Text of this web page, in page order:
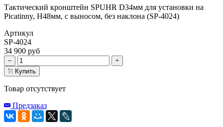
Тактический кронштейн SPUHR D34мм для установки на
Picatinny, H48мм, с выносом, без наклона (SP-4024)
Артикул
SP-4024
34 900 руб
Купить
Товар отсутствует
Предзаказ